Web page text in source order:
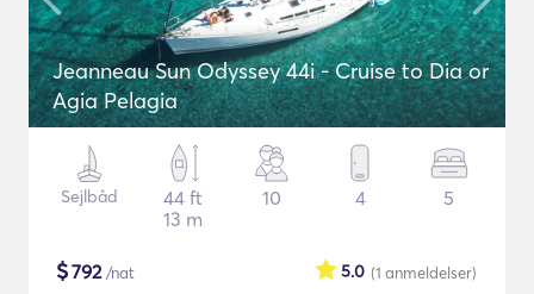
Jeanneau Sun Odyssey 44i - Cruise to Dia or
Agia Pelagia
Sejlbåd
44 ft
13 m
10 4 5
$792/nat (1 anmeldelser)
5.0